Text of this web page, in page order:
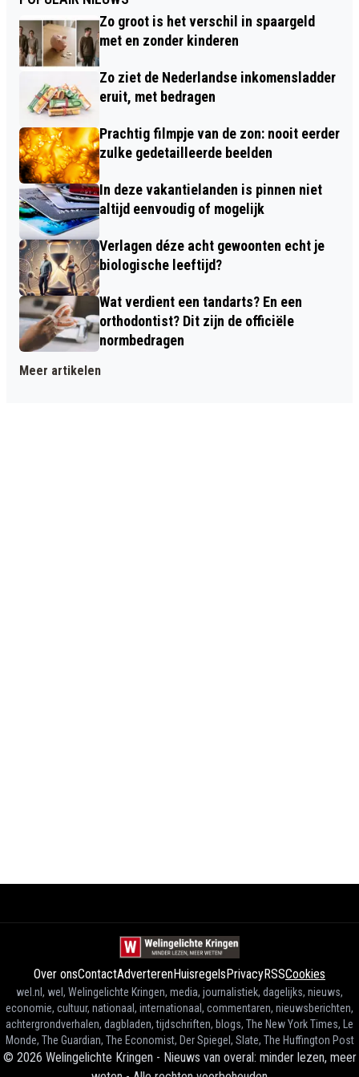
Zo groot is het verschil in spaargeld
met en zonder kinderen
Zo ziet de Nederlandse inkomensladder
eruit, met bedragen
Prachtig filmpje van de zon: nooit eerder
zulke gedetailleerde beelden
In deze vakantielanden is pinnen niet
altijd eenvoudig of mogelijk
Verlagen déze acht gewoonten echt je
biologische leeftijd?
Wat verdient een tandarts? En een
orthodontist? Dit zijn de officiële
normbedragen
Meer artikelen
Over onsContactAdverterenHuisregels PrivacyRSSCookies
wel.nl, wel, Welingelichte Kringen, media, journalistiek, dagelijks, nieuws,
economie, cultuur, nationaal, internationaal, commentaren, nieuwsberichten,
achtergrondverhalen, dagbladen, tijdschriften, blogs, The New York Times, Le
Monde, The Guardian, The Economist, Der Spiegel, Slate, The Huffington Post
© 2026 Welingelichte Kringen - Nieuws van overal: minder lezen, meer